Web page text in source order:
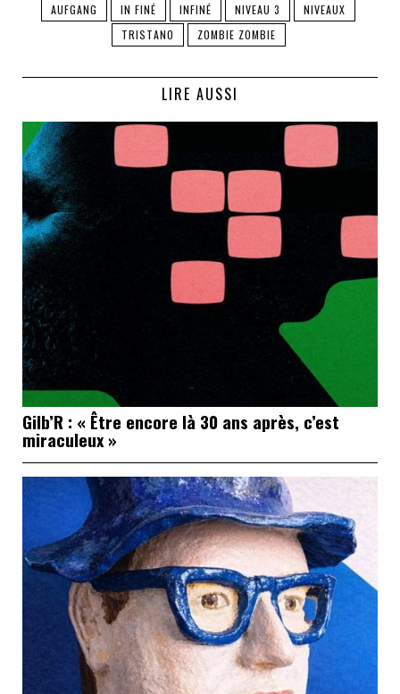
AUFGANG IN FINÉ INFINÉ NIVEAU 3
NIVEAUX
TRISTANO
ZOMBIE ZOMBIE
LIRE AUSSI
Gilb’R : « Être encore là 30 ans après, c’est
miraculeux »